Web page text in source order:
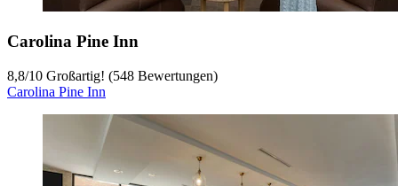
Carolina Pine Inn
8,8/10 Großartig! (548 Bewertungen)
Carolina Pine Inn